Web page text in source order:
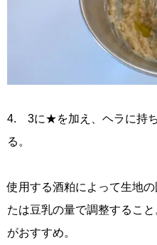
4. 3に★を加え、ヘラに持
る。
使用する酒粕によって生地
たは豆乳の量で調整するこ
がおすすめ。